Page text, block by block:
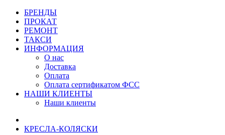
БРЕНДЫ
ПРОКАТ
РЕМОНТ
ТАКСИ
ИНФОРМАЦИЯ
О нас
Доставка
Оплата
Оплата сертификатом ФСС
НАШИ КЛИЕНТЫ
Наши клиенты
КРЕСЛА-КОЛЯСКИ